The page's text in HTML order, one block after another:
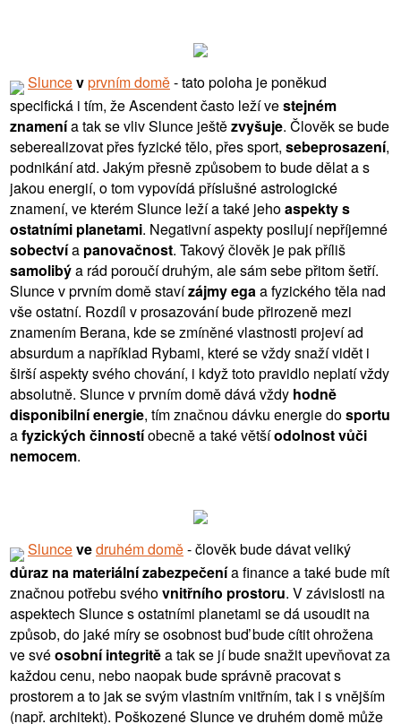
Sluncevprvním domě- tato poloha je poněkud
specifická i tím, že Ascendent často leží vestejném
znamenía tak se vliv Slunce ještězvyšuje. Člověk se bude
seberealizovat přes fyzické tělo, přes sport, sebeprosazení,
podnikání atd. Jakým přesně způsobem to bude dělat a s
jakou energií, o tom vypovídá příslušné astrologické
znamení, ve kterém Slunce leží a také jehoaspekty s
ostatními planetami. Negativní aspekty posilují nepříjemné
sobectvía panovačnost. Takový člověk je pak příliš
samolibýa rád poroučí druhým, ale sám sebe přitom šetří.
Slunce v prvním domě stavízájmy egaa fyzického těla nad
vše ostatní. Rozdíl v prosazování bude přirozeně mezi
znamením Berana, kde se zmíněné vlastnosti projeví ad
absurdum a například Rybami, které se vždy snaží vidět i
širší aspekty svého chování, i když toto pravidlo neplatí vždy
absolutně. Slunce v prvním domě dává vždy hodně
disponibilní energie, tím značnou dávku energie dosportu
afyzických činnostíobecně a také většíodolnost vůči
nemocem.
Sluncevedruhém domě- člověk bude dávat veliký
důraz na materiální zabezpečenía finance a také bude mít
značnou potřebu svéhovnitřního prostoru. V závislosti na
aspektech Slunce s ostatními planetami se dá usoudit na
způsob, do jaké míry se osobnost buď bude cítit ohrožena
ve svéosobní integritěa tak se jí bude snažit upevňovat za
každou cenu, nebo naopak bude správně pracovat s
prostorem a to jak se svým vlastním vnitřním, tak i s vnějším
(např. architekt). Poškozené Slunce ve druhém domě může